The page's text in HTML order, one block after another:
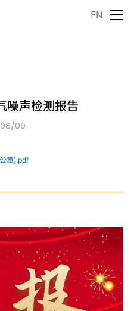
EN
噪声检测报告
09
章).pdf